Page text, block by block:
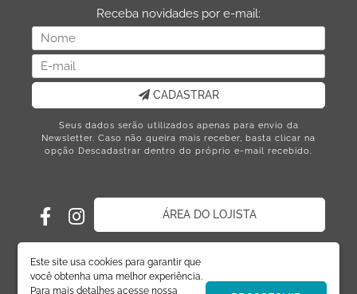
Este site usa cookies para garantir que
você obtenha uma melhor experiência.
Para mais detalhes acesse nossa
Receba novidades por e-mail:
CADASTRAR
Seus dados serão utilizados apenas para envio da
Newsletter. Caso não queira mais receber, basta clicar na
opção Descadastrar dentro do próprio e-mail recebido.
ÁREA DO LOJISTA